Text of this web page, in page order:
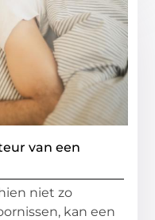
van een
niet zo
kan een